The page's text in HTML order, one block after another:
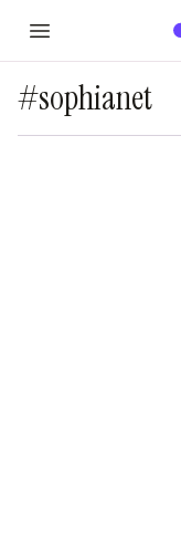
#sophianet